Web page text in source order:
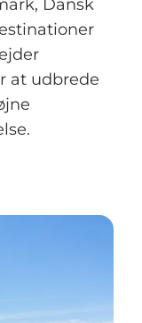
Dansk
at udbrede